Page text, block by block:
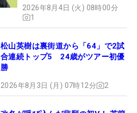
2026年8月4日 (火) 08時00分
1
松山英樹は裏街道から「64」で2試
合連続トップ5 24歳がツアー初優
勝
2026年8月3日 (月) 07時12分 2